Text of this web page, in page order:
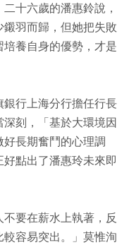
十六歲的潘惠鈴說，
羽而歸，但她把失敗
養自身的優勢，才是
行上海分行擔任行長
刻，「基於大環境因
長期奮鬥的心理調
點出了潘惠玲未來即
不要在薪水上執著，反
容易突出。」莫惟洵